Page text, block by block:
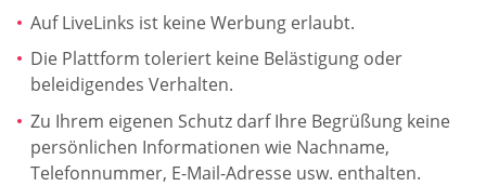
Auf LiveLinks ist keine Werbung erlaubt.
Die Plattform toleriert keine Belästigung oder
beleidigendes Verhalten.
Zu Ihrem eigenen Schutz darf Ihre Begrüßung keine
persönlichen Informationen wie Nachname,
Telefonnummer, E-Mail-Adresse usw. enthalten.